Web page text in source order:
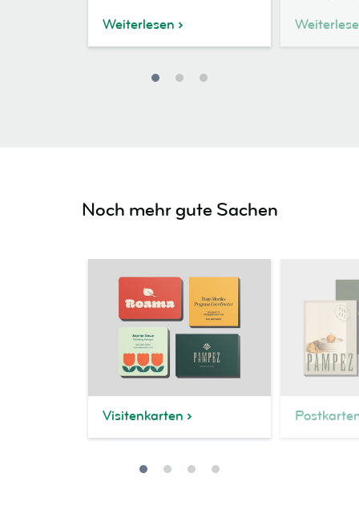
Weiterlesen
Noch mehr gute Sachen
Visitenkarten